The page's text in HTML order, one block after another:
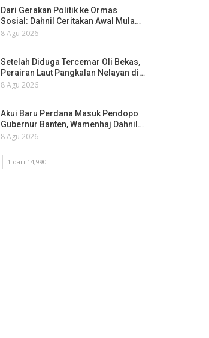
Dari Gerakan Politik ke Ormas
Sosial: Dahnil Ceritakan Awal Mula…
8 Agu 2026
Setelah Diduga Tercemar Oli Bekas,
Perairan Laut Pangkalan Nelayan di…
8 Agu 2026
Akui Baru Perdana Masuk Pendopo
Gubernur Banten, Wamenhaj Dahnil…
8 Agu 2026
1 dari 14,990